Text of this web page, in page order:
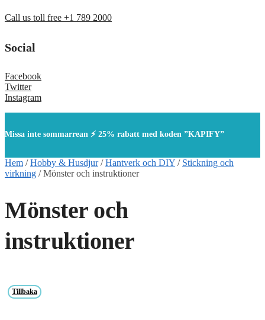
Call us toll free +1 789 2000
Social
Facebook
Twitter
Instagram
Missa inte sommarrean ⚡ 25% rabatt med koden ”KAPIFY”
Hem /Hobby & Husdjur/Hantverk och DIY / Stickning och
virkning /Mönster och instruktioner
Mönster och
instruktioner
Tillbaka